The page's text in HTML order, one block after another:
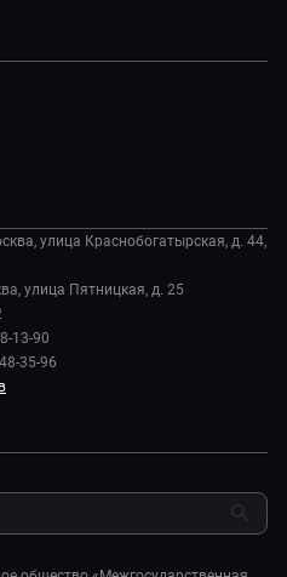
улица Краснобогатырская, д. 44,
улица Пятницкая, д. 25
13-90
35-96